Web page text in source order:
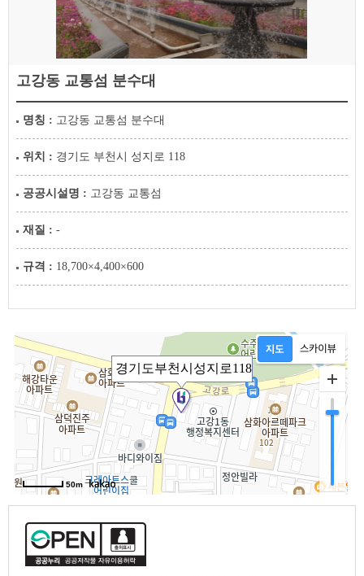
고강동 교통섬 분수대
명칭 : 고강동 교통섬 분수대
위치 : 경기도 부천시 성지로 118
공공시설명 : 고강동 교통섬
재질 : -
규격 : 18,700×4,400×600